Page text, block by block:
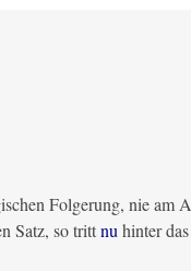
Folgerung, nie am
Satz, so trittnuhinter